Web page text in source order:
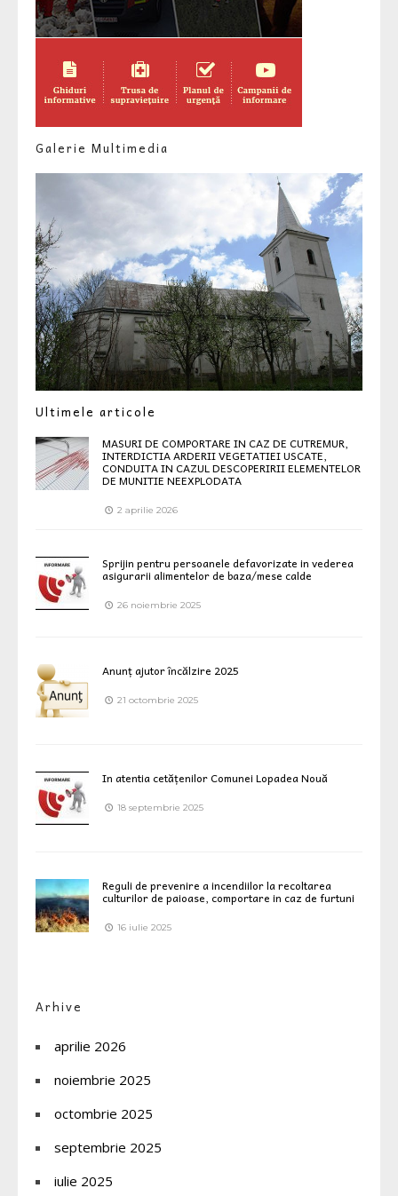
Galerie Multimedia
Ultimele articole
MASURI DE COMPORTARE IN CAZ DE CUTREMUR,
INTERDICTIA ARDERII VEGETATIEI USCATE,
CONDUITA IN CAZUL DESCOPERIRII ELEMENTELOR
DE MUNITIE NEEXPLODATA
2 aprilie 2026
Sprijin pentru persoanele defavorizate in vederea
asigurarii alimentelor de baza/mese calde
26 noiembrie 2025
Anunț ajutor încălzire 2025
21 octombrie 2025
In atentia cetățenilor Comunei Lopadea Nouă
18 septembrie 2025
Reguli de prevenire a incendiilor la recoltarea
culturilor de paioase, comportare in caz de furtuni
16 iulie 2025
Arhive
aprilie 2026
noiembrie 2025
octombrie 2025
septembrie 2025
iulie 2025